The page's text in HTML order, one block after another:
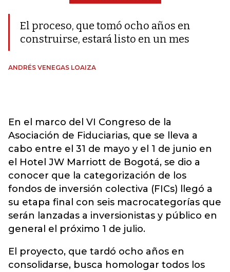
El proceso, que tomó ocho años en
construirse, estará listo en un mes
ANDRÉS VENEGAS LOAIZA
En el marco del VI Congreso de la
Asociación de Fiduciarias, que se lleva a
cabo entre el 31 de mayo y el 1 de junio en
el Hotel JW Marriott de Bogotá, se dio a
conocer que la categorización de los
fondos de inversión colectiva (FICs) llegó a
su etapa final con seis macrocategorías que
serán lanzadas a inversionistas y público en
general el próximo 1 de julio.
El proyecto, que tardó ocho años en
consolidarse, busca homologar todos los